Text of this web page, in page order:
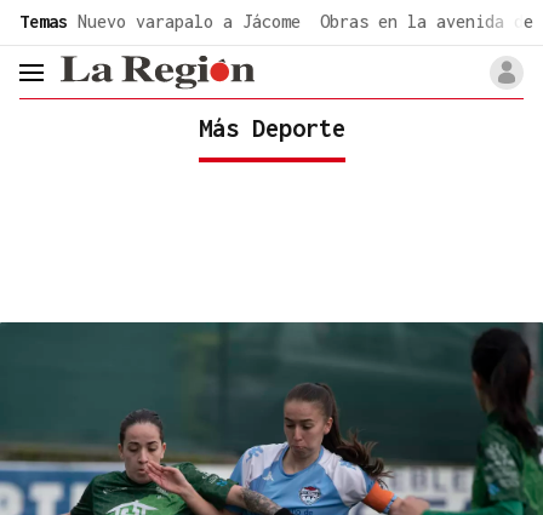
Temas Nuevo varapalo a Jácome Obras en la avenida de
header.menu.open
Más Deporte